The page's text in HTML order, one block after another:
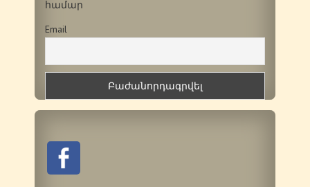
համար
Email